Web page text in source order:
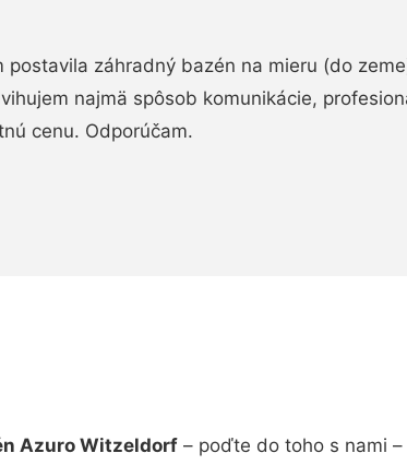
postavila záhradný bazén na mieru (do
najmä spôsob komunikácie,
cenu. Odporúčam.
Azuro Witzeldorf– poďte do toho s nami –